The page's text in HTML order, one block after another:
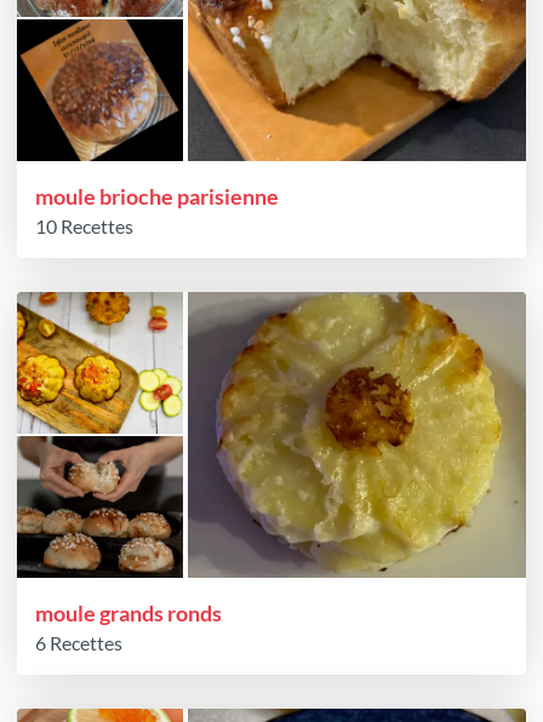
moule grands ronds
6 Recettes
moule brioche parisienne
10 Recettes